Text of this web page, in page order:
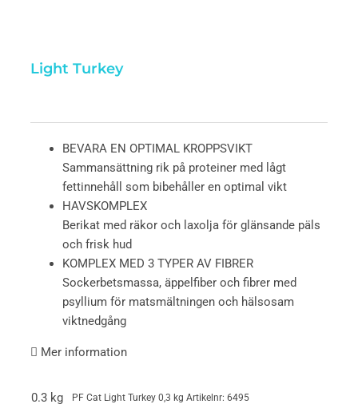
Light Turkey
BEVARA EN OPTIMAL KROPPSVIKT
Sammansättning rik på proteiner med lågt
fettinnehåll som bibehåller en optimal vikt
HAVSKOMPLEX
Berikat med räkor och laxolja för glänsande päls
och frisk hud
KOMPLEX MED 3 TYPER AV FIBRER
Sockerbetsmassa, äppelfiber och fibrer med
psyllium för matsmältningen och hälsosam
viktnedgång
Mer information
0.3 kg PF Cat Light Turkey 0,3 kg Artikelnr: 6495